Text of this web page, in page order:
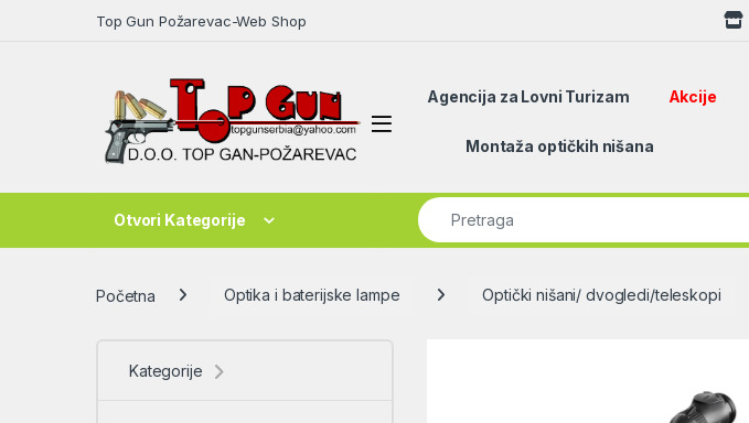
Top Gun Požarevac-Web Shop
Open
Agencija za Lovni Turizam Akcije
Montaža optičkih nišana
Otvori Kategorije
Search for:
Početna Optika i baterijske lampe Optički nišani/ dvogledi/teleskopi
Kategorije